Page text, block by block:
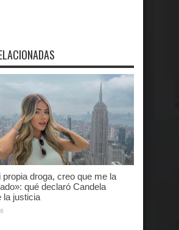
propia droga, creo que me la
qué declaró Candela
la justicia